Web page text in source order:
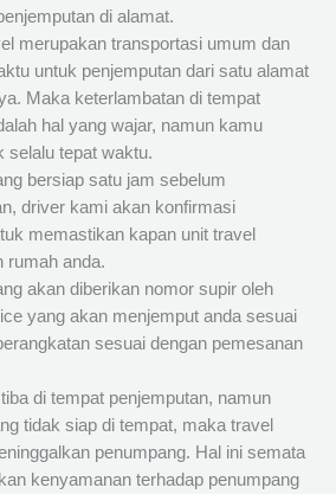
di alamat.
merupakan transportasi umum dan
untuk penjemputan dari satu alamat
Maka keterlambatan di tempat
hal yang wajar, namun kamu
selalu tepat waktu.
bersiap satu jam sebelum
driver kami akan konfirmasi
memastikan kapan unit travel
rumah anda.
akan diberikan nomor supir oleh
yang akan menjemput anda sesuai
sesuai dengan pemesanan
di tempat penjemputan, namun
tidak siap di tempat, maka travel
penumpang. Hal ini semata
kenyamanan terhadap penumpang